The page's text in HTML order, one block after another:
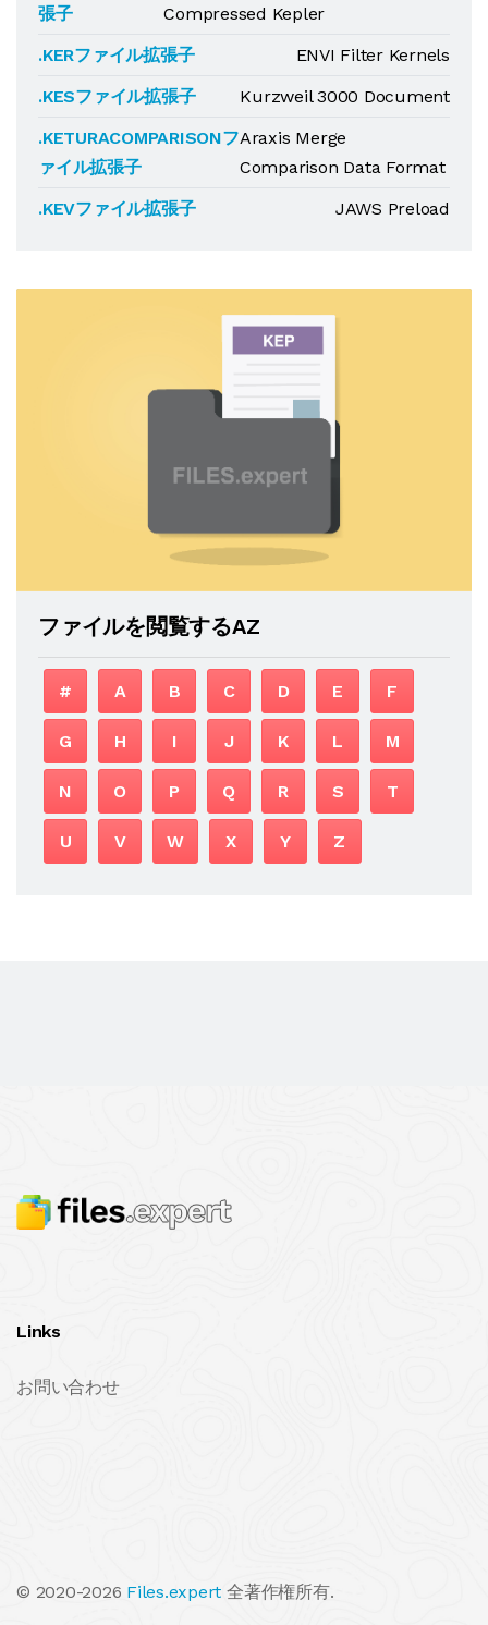
張子
Compressed Kepler
.KERファイル拡張子
ENVI Filter Kernels
.KESファイル拡張子
Kurzweil 3000 Document
.KETURACOMPARISONフ
ァイル拡張子
Araxis Merge
Comparison Data Format
.KEVファイル拡張子
JAWS Preload
ファイルを閲覧するAZ
# A B C D E F
G H I J K L M
N O P Q R S T
U V W X Y Z
Links
お問い合わせ
© 2020-2026 Files.expert 全著作権所有.